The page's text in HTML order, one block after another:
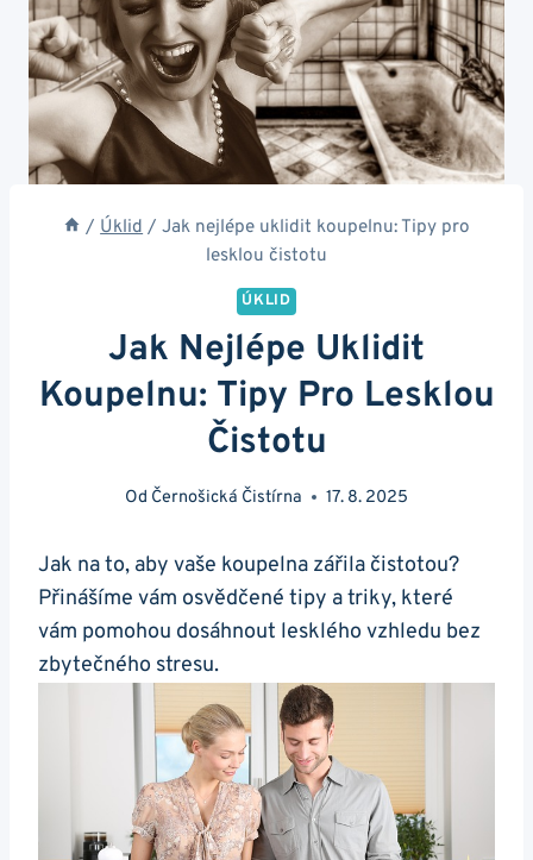
/ Úklid / Jak nejlépe uklidit koupelnu: Tipy pro
lesklou čistotu
ÚKLID
Jak Nejlépe Uklidit
Koupelnu: Tipy Pro Lesklou
Čistotu
Od Černošická Čistírna 17. 8. 2025
Jak na to, aby vaše koupelna zářila čistotou?
Přinášíme vám osvědčené tipy a triky, které
vám pomohou dosáhnout lesklého vzhledu bez
zbytečného stresu.